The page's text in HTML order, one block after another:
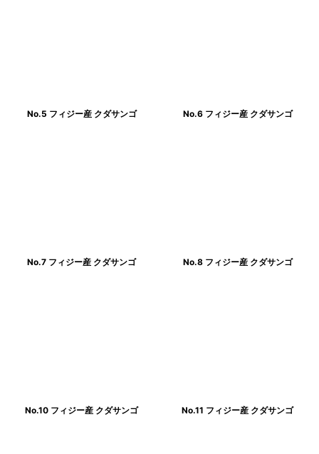
No.5 フィジー産 クダサンゴ No.6 フィジー産 クダサンゴ
No.7 フィジー産 クダサンゴ No.8 フィジー産 クダサンゴ
No.10 フィジー産 クダサンゴ No.11 フィジー産 クダサンゴ